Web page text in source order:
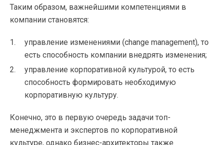
Таким образом, важнейшими компетенциями в
компании становятся:
управление изменениями (change management), то
есть способность компании внедрять изменения;
управление корпоративной культурой, то есть
способность формировать необходимую
корпоративную культуру.
Конечно, это в первую очередь задачи топ-
менеджмента и экспертов по корпоративной
культуре, однако бизнес-архитекторы также